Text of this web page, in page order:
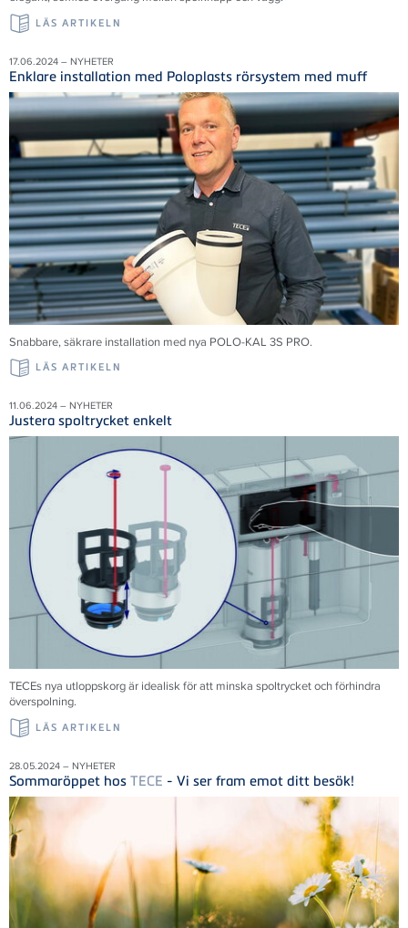
LÄS ARTIKELN
17.06.2024 – NYHETER
Enklare installation med Poloplasts rörsystem med muff
Snabbare, säkrare installation med nya POLO-KAL 3S PRO.
LÄS ARTIKELN
11.06.2024 – NYHETER
Justera spoltrycket enkelt
TECEs nya utloppskorg är idealisk för att minska spoltrycket och förhindra
överspolning.
LÄS ARTIKELN
28.05.2024 – NYHETER
Sommaröppet hos TECE - Vi ser fram emot ditt besök!